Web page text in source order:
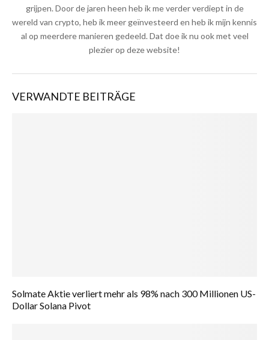
grijpen. Door de jaren heen heb ik me verder verdiept in de
wereld van crypto, heb ik meer geïnvesteerd en heb ik mijn kennis
al op meerdere manieren gedeeld. Dat doe ik nu ook met veel
plezier op deze website!
VERWANDTE BEITRÄGE
Solmate Aktie verliert mehr als 98% nach 300 Millionen US-
Dollar Solana Pivot